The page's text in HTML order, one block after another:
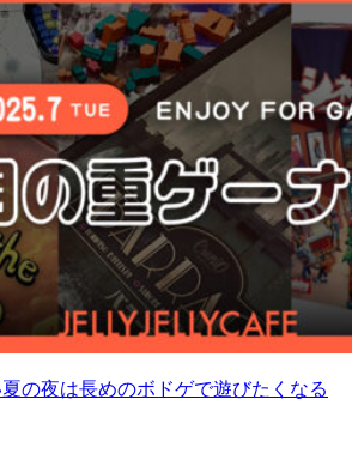
夏の夜は長めのボドゲで遊びたくなる